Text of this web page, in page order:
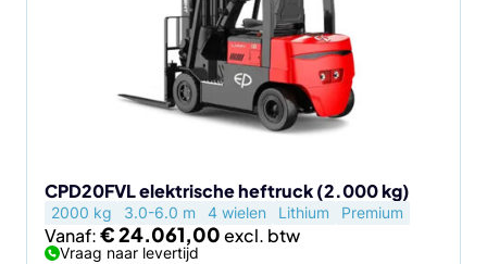
CPD20FVL elektrische heftruck (2.000 kg)
2000 kg 3.0-6.0 m 4 wielen Lithium Premium
Vanaf:€24.061,00
Vraag naar levertijd
de
productpagina